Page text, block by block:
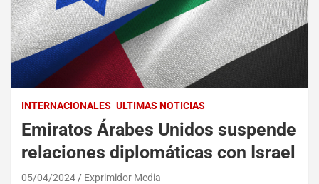
INTERNACIONALES ULTIMAS NOTICIAS
Emiratos Árabes Unidos suspende
relaciones diplomáticas con Israel
05/04/2024 Exprimidor Media